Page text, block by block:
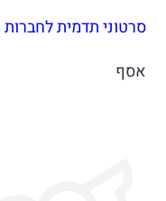
סרטוני תדמית לחברות
אסף